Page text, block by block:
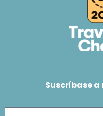
Suscríbase